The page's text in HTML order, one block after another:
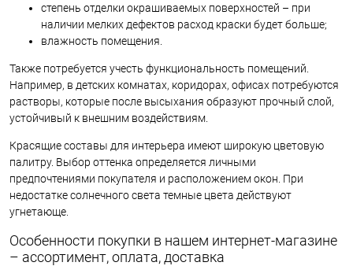
степень отделки окрашиваемых поверхностей – при
наличии мелких дефектов расход краски будет больше;
влажность помещения.
Также потребуется учесть функциональность помещений.
Например, в детских комнатах, коридорах, офисах потребуются
растворы, которые после высыхания образуют прочный слой,
устойчивый к внешним воздействиям.
Красящие составы для интерьера имеют широкую цветовую
палитру. Выбор оттенка определяется личными
предпочтениями покупателя и расположением окон. При
недостатке солнечного света темные цвета действуют
угнетающе.
Особенности покупки в нашем интернет-магазине
– ассортимент, оплата, доставка